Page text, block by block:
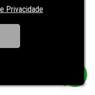
Privacidade